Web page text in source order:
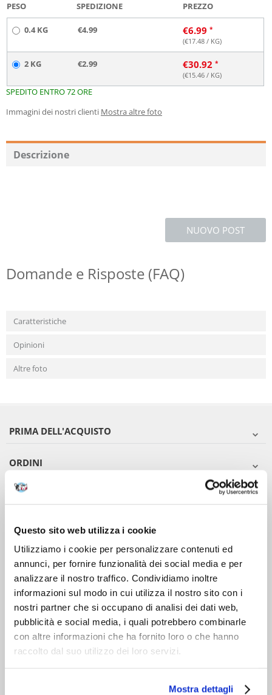
Questo sito web utilizza i cookie
Utilizziamo i cookie per personalizzare contenuti ed
annunci, per fornire funzionalità dei social media e per
analizzare il nostro traffico. Condividiamo inoltre
informazioni sul modo in cui utilizza il nostro sito con i
nostri partner che si occupano di analisi dei dati web,
pubblicità e social media, i quali potrebbero combinarle
con altre informazioni che ha fornito loro o che hanno
raccolto dal suo utilizzo dei loro servizi.
Mostra dettagli
PESO SPEDIZIONE PREZZO
0.4 KG €4.99 €6.99
(€17.48 / KG)
2 KG €2.99 €30.92
(€15.46 / KG)
SPEDITO ENTRO 72 ORE
Immagini dei nostri clienti Mostra altre foto
Descrizione
NUOVO POST
Domande e Risposte (FAQ)
Caratteristiche
Opinioni
Altre foto
PRIMA DELL'ACQUISTO
ORDINI
DOPO L'ACQUISTO
VIENI A CONOSCERCI